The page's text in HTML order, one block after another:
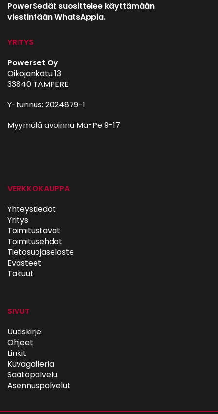
PowerSedät suosittelee käyttämään
viestintään WhatsAppia.
YRITYS
Powerset Oy
Oikojankatu 13
33840 TAMPERE
Y-tunnus: 2024879-1
Myymälä avoinna Ma-Pe 9-17
VERKKOKAUPPA
Yhteystiedot
Yritys
Toimitustavat
Toimitusehdot
Tietosuojaseloste
Evästeet
Takuut
SIVUT
Uutiskirje
Ohjeet
Linkit
Kuvagalleria
Säätöpalvelu
Asennuspalvelut